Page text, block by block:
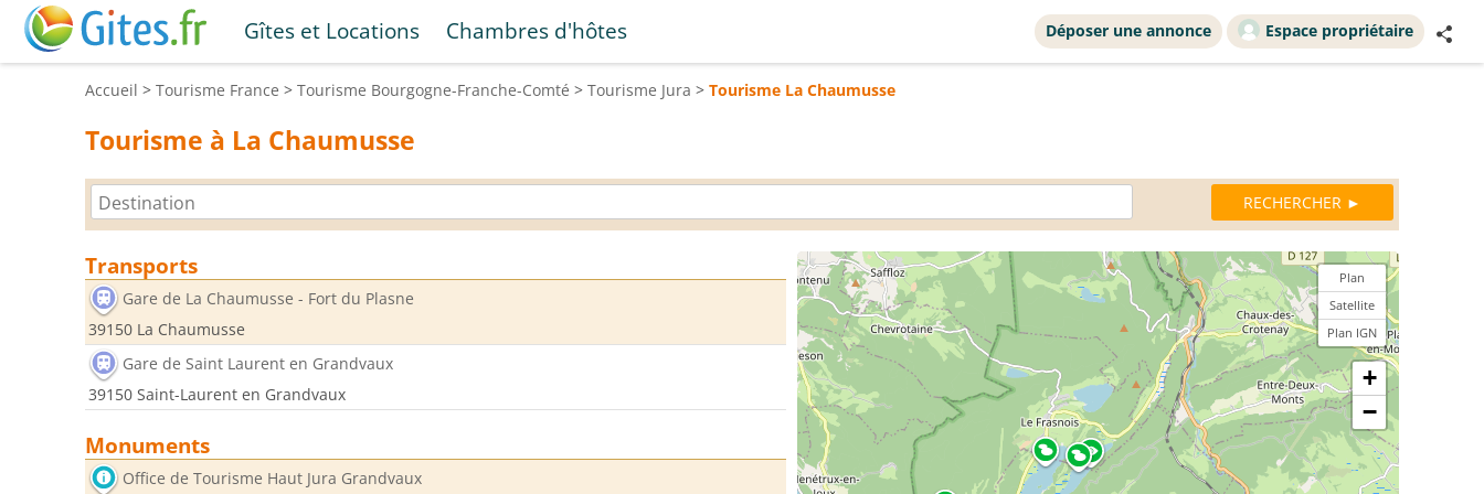
Gîtes et Locations Chambres d'hôtes Déposer une annonce Espace propriétaire
Accueil > Tourisme France > Tourisme Bourgogne-Franche-Comté > Tourisme Jura > Tourisme La Chaumusse
Tourisme à La Chaumusse
Transports
Gare de La Chaumusse - Fort du Plasne
39150 La Chaumusse
Gare de Saint Laurent en Grandvaux
39150 Saint-Laurent en Grandvaux
Monuments
Office de Tourisme Haut Jura Grandvaux
Plan
Satellite
Plan IGN
+
−